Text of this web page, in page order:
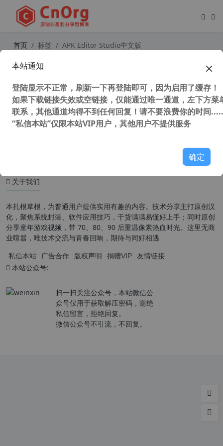
首页 标签 APK Editor Studio中文版
独家汉化 APK Editor Studio V1.7.1 P
译修改工具
关于我们
本扎根草根，为普通用户提供实用有趣的内容。技术分享主打原创汉
化，聚焦系统封装、软件应用技巧，干货满满易懂好上手；同时原创
分享童年游戏视频，带 70、80、90 后重温像素热血时光。这里无商
业喧嚣，唯技术交流与青春回响，期待与同好相遇
私信本站 广告合作 版权声明 捐赠VIP 友情链接
本站公众号:
扫一扫关注公众号，本站微信公
众号仅用于获取解压密码，谢绝
私信留言，拒绝回复。
微信公众号不引流，不回复。
本站通知
登陆显示不正常，刷新一下再登陆即可，因为启用了缓存！
如果下载链接失效或空链接，仅能通过唯一通道，左下方菜
联系，其他通道均得不到任何回复！请不要浪费你的时间
“私信本站”仅限本站VIP用户，其他用户不提供服务
确定